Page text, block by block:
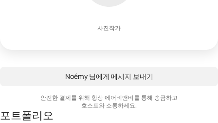
사진작가
Noémy 님에게 메시지 보내기
안전한 결제를 위해 항상 에어비앤비를 통해 송금하고
호스트와 소통하세요.
포트폴리오